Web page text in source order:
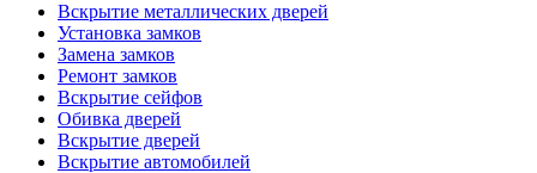
Вскрытие металлических дверей
Установка замков
Замена замков
Ремонт замков
Вскрытие сейфов
Обивка дверей
Вскрытие дверей
Вскрытие автомобилей